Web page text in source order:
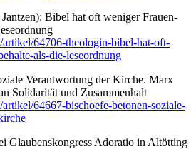
Bibel hat oft weniger Frauen-
artikel/64706-theologin-bibel-hat-oft-
als-die-leseordnung
Verantwortung der Kirche. Marx
Solidarität und Zusammenhalt
64667-bischoefe-betonen-soziale-
Glaubenskongress Adoratio in Altötting